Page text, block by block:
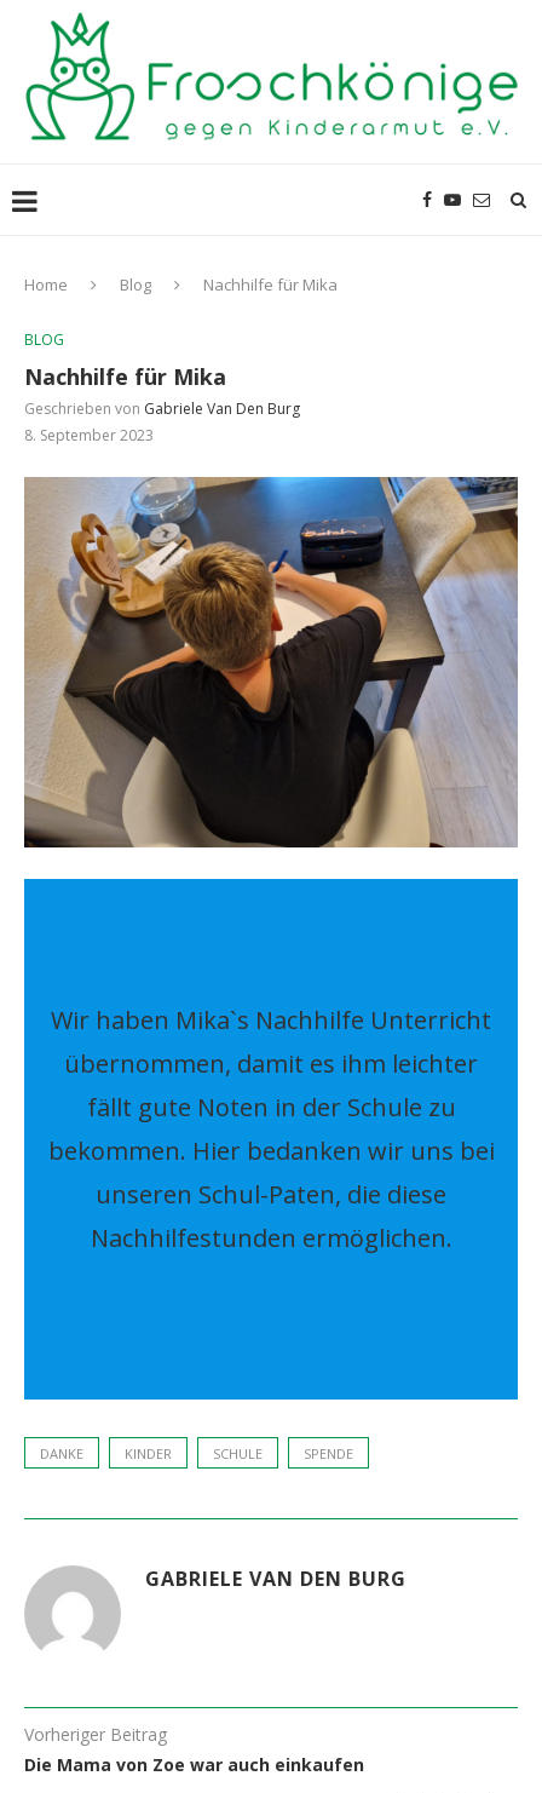
Home Blog Nachhilfe für Mika
BLOG
Nachhilfe für Mika
Geschrieben von Gabriele Van Den Burg
8. September 2023
Wir haben Mika`s Nachhilfe Unterricht
übernommen, damit es ihm leichter
fällt gute Noten in der Schule zu
bekommen. Hier bedanken wir uns bei
unseren Schul-Paten, die diese
Nachhilfestunden ermöglichen.
DANKE KINDER SCHULE SPENDE
GABRIELE VAN DEN BURG
Vorheriger Beitrag
Die Mama von Zoe war auch einkaufen